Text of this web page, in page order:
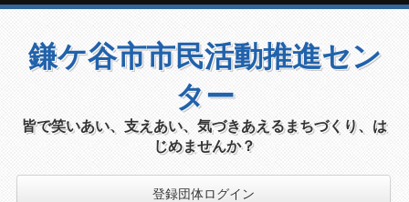
鎌ケ谷市市民活動推進セン
ター
皆で笑いあい、支えあい、気づきあえるまちづくり、は
じめませんか？
登録団体ログイン